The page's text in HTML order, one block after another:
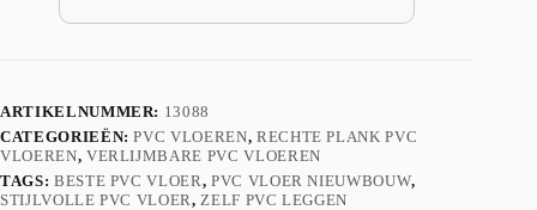
ARTIKELNUMMER: 13088
CATEGORIEËN:PVC VLOEREN, RECHTE PLANK PVC
VLOEREN, VERLIJMBARE PVC VLOEREN
TAGS: BESTE PVC VLOER, PVC VLOER NIEUWBOUW,
STIJLVOLLE PVC VLOER, ZELF PVC LEGGEN